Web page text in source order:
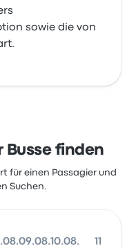
sowie die von
Busse finden
für einen Passagier und
Suchen.
09.08.10.08. 11.08.